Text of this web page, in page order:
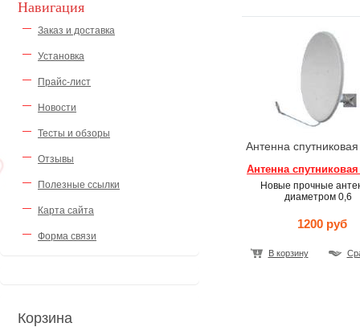
Навигация
Заказ и доставка
Установка
Прайс-лист
Новости
Тесты и обзоры
Отзывы
Полезные ссылки
Карта сайта
Форма связи
Корзина
Антенна
Антенна
Новые прочные
диаметром 0,6
1200 руб
В корзину